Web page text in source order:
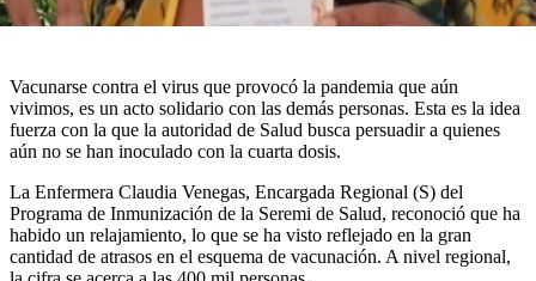
Vacunarse contra el virus que provocó la pandemia que aún
vivimos, es un acto solidario con las demás personas. Esta es la idea
fuerza con la que la autoridad de Salud busca persuadir a quienes
aún no se han inoculado con la cuarta dosis.
La Enfermera Claudia Venegas, Encargada Regional (S) del
Programa de Inmunización de la Seremi de Salud, reconoció que ha
habido un relajamiento, lo que se ha visto reflejado en la gran
cantidad de atrasos en el esquema de vacunación. A nivel regional,